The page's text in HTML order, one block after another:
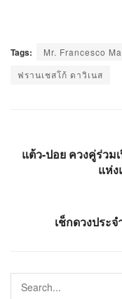
Tags: Mr. Francesco
ฟรานเชสโก้ ดาวิเนส
แต้ว-ปอย ควงคู่ร่วม
แห่ง
เช็กดวงประ